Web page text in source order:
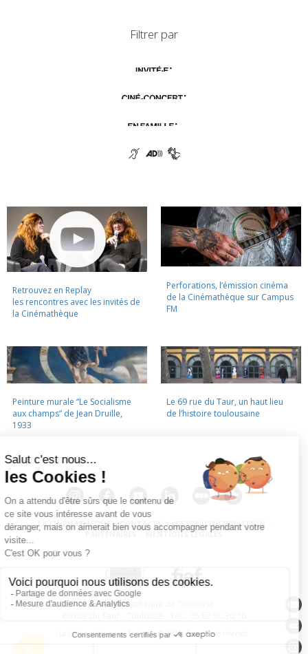
Filtrer par
Retrouvez en Replay
les rencontres avec les invités de
la Cinémathèque
Perforations, l’émission cinéma
de la Cinémathèque sur Campus
FM
Peinture murale “Le Socialisme
aux champs” de Jean Druille,
1933
Le 69 rue du Taur, un haut lieu
de l’histoire toulousaine
LA CINÉMATHÈQUE · CONTACTS · LETTRE D'INFORMATION
PARTENAIRES · MENTIONS LÉGALES
La Cinémathèque de Toulouse
La Cinémathèque de Toulouse © 2015. Tous droits réservés.